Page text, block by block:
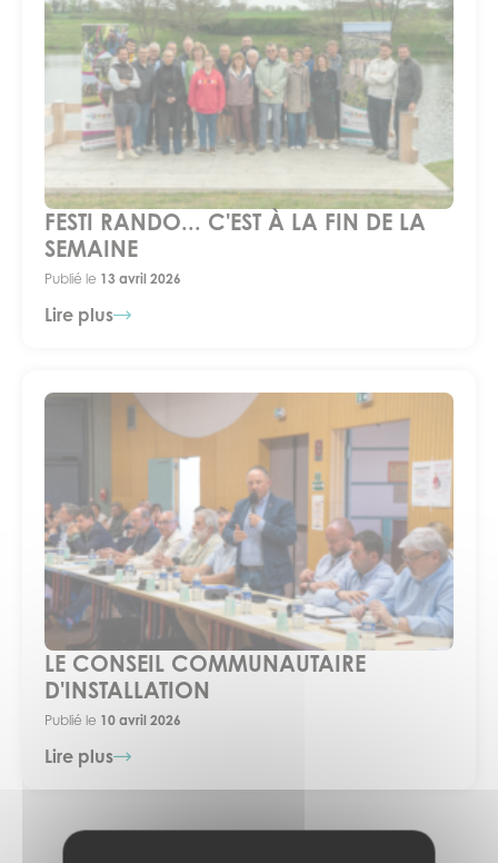
FESTI RANDO... C'EST À LA FIN DE LA
SEMAINE
Publié le 13 avril 2026
Lire plus
LE CONSEIL COMMUNAUTAIRE
D'INSTALLATION
Publié le 10 avril 2026
Lire plus